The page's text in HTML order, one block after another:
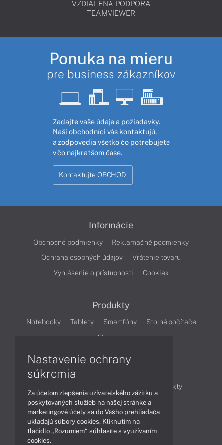
VZDIALENÁ PODPORA
TEAMVIEWER
Ponuka na mieru
pre business zákazníkov
Zadajte vaše údaje a požiadavky.
Naši obchodníci vás kontaktujú,
a zodpovedia všetko čo potrebujete
v čo najkratšom čase.
Kontaktujte OBCHOD
Informácie
Obchodné podmienky
Reklamačné podmienky
Ochrana osobných údajov
Vrátenie tovaru
Vyhlásenie o prístupnosti
Cookies
Produkty
Notebooky Tablety Smartfóny
Stolné počítače
Monitory
Produkty
Technológie
Videá
Obsah
Nastavenie ochrany
súkromia
Za účelom zlepšenia užívateľského zážitku a
poskytovaných služieb na našej stránke a
marketingové účely sa do Vášho prehliadača
ukladajú súbory cookies. Kliknutím na
tlačidlo „Rozumiem“ súhlasíte s využívaním
cookies.